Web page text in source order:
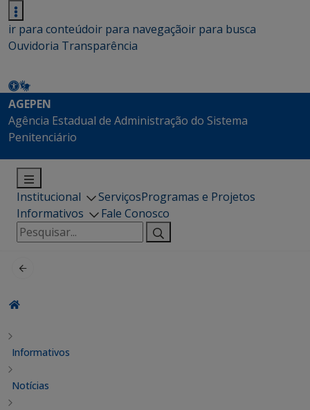
ir para conteúdoir para navegaçãoir para busca
Ouvidoria Transparência
AGEPEN
Agência Estadual de Administração do Sistema
Penitenciário
Institucional ServiçosProgramas e Projetos
Informativos
Fale Conosco
Pesquisar
por:
Informativos
Notícias